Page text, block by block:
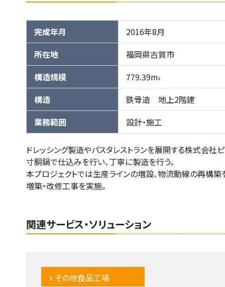
完成年月
2016年8月
所在地
福岡県古賀市
構造規模
779.39m2
構造
鉄骨造 地上2階建
業務範囲
設計・施工
ドレッシング製造やパスタレストランを展開する株式会社
寸胴鍋で仕込みを行い、丁寧に製造を行う。
本プロジェクトでは生産ラインの増設、物流動線の再構
増築・改修工事を実施。
関連サービス・ソリューション
その他食品工場